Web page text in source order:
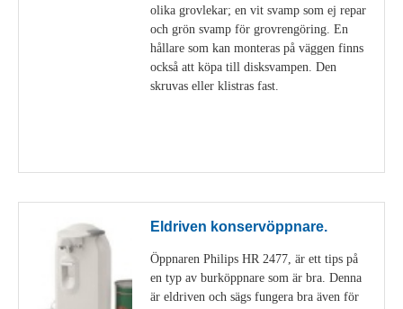
olika grovlekar; en vit svamp som ej repar
och grön svamp för grovrengöring. En
hållare som kan monteras på väggen finns
också att köpa till disksvampen. Den
skruvas eller klistras fast.
Eldriven konservöppnare.
Öppnaren Philips HR 2477, är ett tips på
en typ av burköppnare som är bra. Denna
är eldriven och sägs fungera bra även för